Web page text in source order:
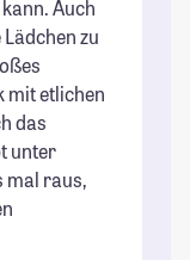
Auch
zu
mit etlichen
das
unter
mal raus,